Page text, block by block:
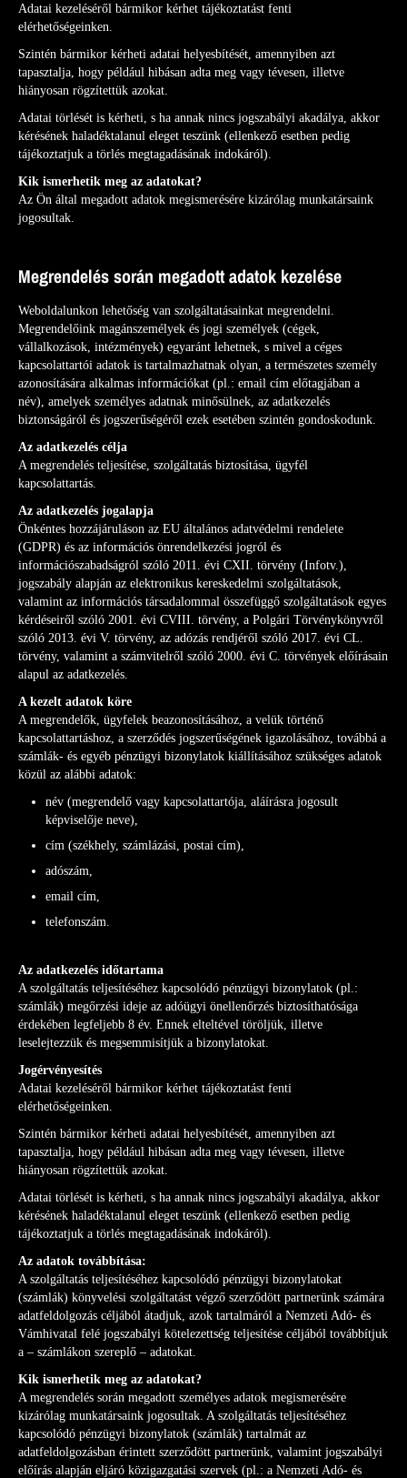
Adatai kezeléséről bármikor kérhet tájékoztatást fenti
elérhetőségeinken.
Szintén bármikor kérheti adatai helyesbítését, amennyiben azt
tapasztalja, hogy például hibásan adta meg vagy tévesen, illetve
hiányosan rögzítettük azokat.
Adatai törlését is kérheti, s ha annak nincs jogszabályi akadálya, akkor
kérésének haladéktalanul eleget teszünk (ellenkező esetben pedig
tájékoztatjuk a törlés megtagadásának indokáról).
Kik ismerhetik meg az adatokat?
Az Ön által megadott adatok megismerésére kizárólag munkatársaink
jogosultak.
Megrendelés során megadott adatok kezelése
Weboldalunkon lehetőség van szolgáltatásainkat megrendelni.
Megrendelőink magánszemélyek és jogi személyek (cégek,
vállalkozások, intézmények) egyaránt lehetnek, s mivel a céges
kapcsolattartói adatok is tartalmazhatnak olyan, a természetes személy
azonosítására alkalmas információkat (pl.: email cím előtagjában a
név), amelyek személyes adatnak minősülnek, az adatkezelés
biztonságáról és jogszerűségéről ezek esetében szintén gondoskodunk.
Az adatkezelés célja
A megrendelés teljesítése, szolgáltatás biztosítása, ügyfél
kapcsolattartás.
Az adatkezelés jogalapja
Önkéntes hozzájáruláson az EU általános adatvédelmi rendelete
(GDPR) és az információs önrendelkezési jogról és
információszabadságról szóló 2011. évi CXII. törvény (Infotv.),
jogszabály alapján az elektronikus kereskedelmi szolgáltatások,
valamint az információs társadalommal összefüggő szolgáltatások egyes
kérdéseiről szóló 2001. évi CVIII. törvény, a Polgári Törvénykönyvről
szóló 2013. évi V. törvény, az adózás rendjéről szóló 2017. évi CL.
törvény, valamint a számvitelről szóló 2000. évi C. törvények előírásain
alapul az adatkezelés.
A kezelt adatok köre
A megrendelők, ügyfelek beazonosításához, a velük történő
kapcsolattartáshoz, a szerződés jogszerűségének igazolásához, továbbá a
számlák- és egyéb pénzügyi bizonylatok kiállításához szükséges adatok
közül az alábbi adatok:
név (megrendelő vagy kapcsolattartója, aláírásra jogosult
képviselője neve),
cím (székhely, számlázási, postai cím),
adószám,
email cím,
telefonszám.
Az adatkezelés időtartama
A szolgáltatás teljesítéséhez kapcsolódó pénzügyi bizonylatok (pl.:
számlák) megőrzési ideje az adóügyi önellenőrzés biztosíthatósága
érdekében legfeljebb 8 év. Ennek elteltével töröljük, illetve
leselejtezzük és megsemmisítjük a bizonylatokat.
Jogérvényesítés
Adatai kezeléséről bármikor kérhet tájékoztatást fenti
elérhetőségeinken.
Szintén bármikor kérheti adatai helyesbítését, amennyiben azt
tapasztalja, hogy például hibásan adta meg vagy tévesen, illetve
hiányosan rögzítettük azokat.
Adatai törlését is kérheti, s ha annak nincs jogszabályi akadálya, akkor
kérésének haladéktalanul eleget teszünk (ellenkező esetben pedig
tájékoztatjuk a törlés megtagadásának indokáról).
Az adatok továbbítása:
A szolgáltatás teljesítéséhez kapcsolódó pénzügyi bizonylatokat
(számlák) könyvelési szolgáltatást végző szerződött partnerünk számára
adatfeldolgozás céljából átadjuk, azok tartalmáról a Nemzeti Adó- és
Vámhivatal felé jogszabályi kötelezettség teljesítése céljából továbbítjuk
a – számlákon szereplő – adatokat.
Kik ismerhetik meg az adatokat?
A megrendelés során megadott személyes adatok megismerésére
kizárólag munkatársaink jogosultak. A szolgáltatás teljesítéséhez
kapcsolódó pénzügyi bizonylatok (számlák) tartalmát az
adatfeldolgozásban érintett szerződött partnerünk, valamint jogszabályi
előírás alapján eljáró közigazgatási szervek (pl.: a Nemzeti Adó- és